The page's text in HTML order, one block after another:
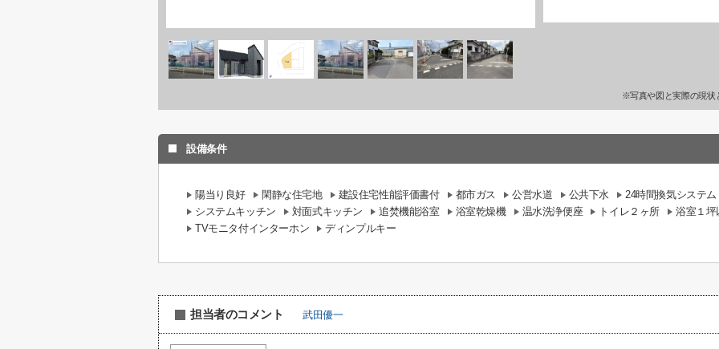
※写真や図と実際の現状
設備条件
陽当り良好 閑静な住宅地 建設住宅性能評価書付 都市ガス 公営水道 公共下水
24時間換気システム
システムキッチン
対面式キッチン 追焚機能浴室 浴室乾燥機 温水洗浄便座 トイレ２ヶ所
浴室１坪
TVモニタ付インターホン
ディンプルキー
担当者のコメント 武田優一